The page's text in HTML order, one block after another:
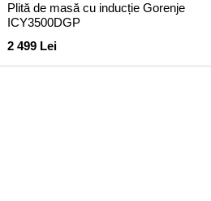
Plită de masă cu inducție Gorenje
ICY3500DGP
2 499 Lei